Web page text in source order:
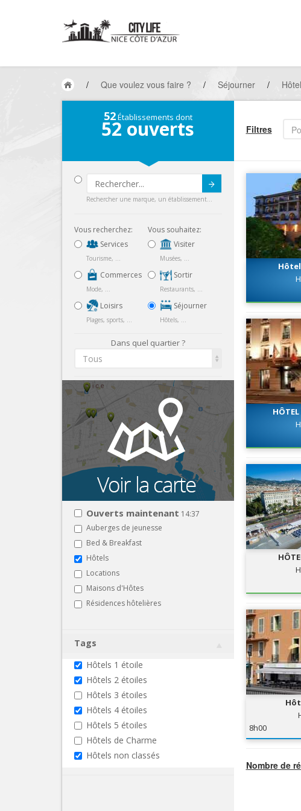
/ Que voulez vous faire ? / Séjourner /
52Établissements dont
52 ouverts
Rechercher une marque, un établissement...
Vous recherchez:
Services
Tourisme, ...
Commerces
Mode, ...
Loisirs
Plages, sports, ...
Vous souhaitez:
Visiter
Musées, ...
Sortir
Restaurants, ...
Séjourner
Hôtels, ...
Dans quel quartier ?
Tous
Ouverts maintenant 14:37
Auberges de jeunesse
Bed & Breakfast
Hôtels
Locations
Maisons d'Hôtes
Résidences hôtelières
Tags
Hôtels 1 étoile
Hôtels 2 étoiles
Hôtels 3 étoiles
Hôtels 4 étoiles
Hôtels 5 étoiles
Hôtels de Charme
Hôtels non classés
Filtres
8h00
Nombre de